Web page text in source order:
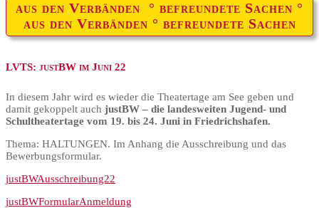
aus den Verbänden ° befreundete Sachen °
aus den Verbänden ° befreundete Sachen
LVTS: justBW im Juni 22
In diesem Jahr wird es wieder die Theatertage am See geben und
damit gekoppelt auch justBW – die landesweiten Jugend- und
Schultheatertage vom 19. bis 24. Juni in Friedrichshafen.
Thema: HALTUNGEN. Im Anhang die Ausschreibung und das
Bewerbungsformular.
justBWAusschreibung22
justBWFormularAnmeldung